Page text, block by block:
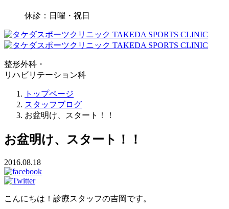
休診：日曜・祝日
整形外科・
リハビリテーション科
トップページ
スタッフブログ
お盆明け、スタート！！
お盆明け、スタート！！
2016.08.18
こんにちは！診療スタッフの吉岡です。